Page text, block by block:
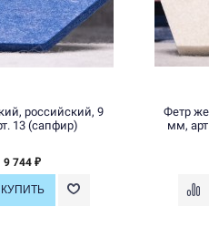
российский, 9
13 (сапфир)
9 744 ₽
Фетр
мм,